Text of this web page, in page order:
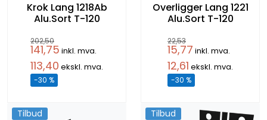
Krok Lang 1218Ab
Alu.Sort T-120
202,50
141,75 inkl. mva.
113,40 ekskl. mva.
-30 %
Overligger Lang 1221
Alu.Sort T-120
22,53
15,77 inkl. mva.
12,61 ekskl. mva.
-30 %
Tilbud Tilbud